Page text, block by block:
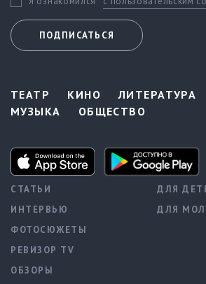
ПОДПИСАТЬСЯ
ТЕАТР КИНО ЛИТЕРАТУРА
МУЗЫКА
ОБЩЕСТВО
СТАТЬИ
ИНТЕРВЬЮ
ФОТОСЮЖЕТЫ
РЕВИЗОР TV
ОБЗОРЫ
ДЛЯ
ДЛЯ